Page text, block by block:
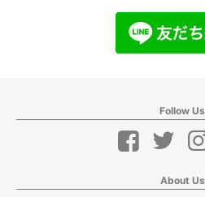
Follow Us
About Us